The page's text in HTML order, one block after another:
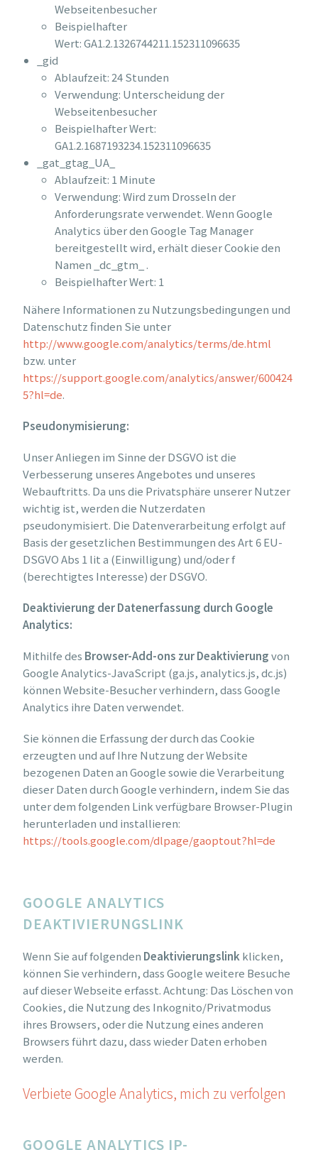
Webseitenbesucher
Beispielhafter
Wert: GA1.2.1326744211.152311096635
_gid
Ablaufzeit: 24 Stunden
Verwendung: Unterscheidung der
Webseitenbesucher
Beispielhafter Wert:
GA1.2.1687193234.152311096635
_gat_gtag_UA_
Ablaufzeit: 1 Minute
Verwendung: Wird zum Drosseln der
Anforderungsrate verwendet. Wenn Google
Analytics über den Google Tag Manager
bereitgestellt wird, erhält dieser Cookie den
Namen _dc_gtm_ .
Beispielhafter Wert: 1
Nähere Informationen zu Nutzungsbedingungen und
Datenschutz finden Sie unter
http://www.google.com/analytics/terms/de.html
bzw. unter
https://support.google.com/analytics/answer/600424
5?hl=de.
Pseudonymisierung:
Unser Anliegen im Sinne der DSGVO ist die
Verbesserung unseres Angebotes und unseres
Webauftritts. Da uns die Privatsphäre unserer Nutzer
wichtig ist, werden die Nutzerdaten
pseudonymisiert. Die Datenverarbeitung erfolgt auf
Basis der gesetzlichen Bestimmungen des Art 6 EU-
DSGVO Abs 1 lit a (Einwilligung) und/oder f
(berechtigtes Interesse) der DSGVO.
Deaktivierung der Datenerfassung durch Google
Analytics:
Mithilfe des Browser-Add-ons zur Deaktivierungvon
Google Analytics-JavaScript (ga.js, analytics.js, dc.js)
können Website-Besucher verhindern, dass Google
Analytics ihre Daten verwendet.
Sie können die Erfassung der durch das Cookie
erzeugten und auf Ihre Nutzung der Website
bezogenen Daten an Google sowie die Verarbeitung
dieser Daten durch Google verhindern, indem Sie das
unter dem folgenden Link verfügbare Browser-Plugin
herunterladen und installieren:
https://tools.google.com/dlpage/gaoptout?hl=de
GOOGLE ANALYTICS
DEAKTIVIERUNGSLINK
Wenn Sie auf folgenden Deaktivierungslink klicken,
können Sie verhindern, dass Google weitere Besuche
auf dieser Webseite erfasst. Achtung: Das Löschen von
Cookies, die Nutzung des Inkognito/Privatmodus
ihres Browsers, oder die Nutzung eines anderen
Browsers führt dazu, dass wieder Daten erhoben
werden.
Verbiete Google Analytics, mich zu verfolgen
GOOGLE ANALYTICS IP-